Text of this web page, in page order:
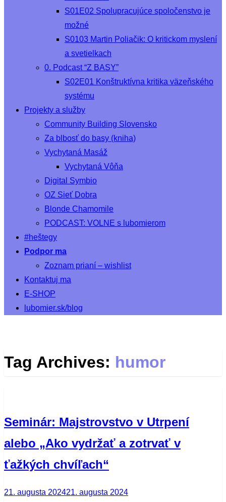
S01E02 Spolupracujúce spoločenstvo je
možné
S0103 Martin Poliačik: O kritickom myslení
a svetielkach
0. Podcast “Z BASY”
S02E01 Konštruktívna kritika väzeňského
systému
Projekty a služby
Community Building Slovensko
Za blbosť do basy (kniha)
Vychytaná Masáž
Vychytaná Vôňa
Digital Symbio
OZ Sieť Dobra
Blonde Chamomile
PODCAST: VOLNE s lubomierom
#heštegy
Podpor ma
Zoznam prianí – wishlist
Kontaktuj ma
E-SHOP
lubomier.sk/blog
Tag Archives: humor
Seminár: Majstrovstvo v Utrpení
alebo „Ako vydržať a zotrvať v
ťažkých chvíľach“
Posted
21. augusta 202421. augusta 2024